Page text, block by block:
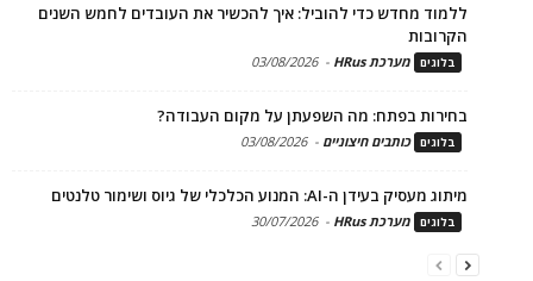
ללמוד מחדש כדי להוביל: איך להכשיר את העובדים לחמש השנים
הקרובות
בלוגים מערכת HRus -
03/08/2026
בחירות בפתח: מה השפעתן על מקום העבודה?
בלוגים כותבים חיצוניים -
03/08/2026
מיתוג מעסיק בעידן ה-AI: המנוע הכלכלי של גיוס ושימור טלנטים
בלוגים מערכת HRus -
30/07/2026